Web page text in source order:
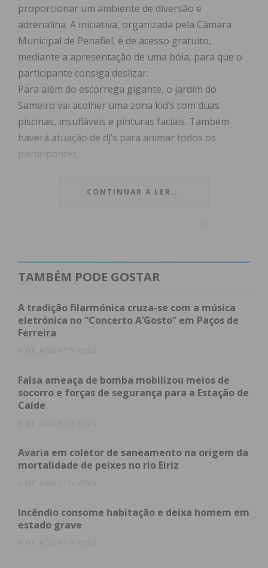
proporcionar um ambiente de diversão e
adrenalina. A iniciativa, organizada pela Câmara
Municipal de Penafiel, é de acesso gratuito,
mediante a apresentação de uma bóia, para que o
participante consiga deslizar.
Para além do escorrega gigante, o jardim do
Sameiro vai acolher uma zona kid’s com duas
piscinas, insufláveis e pinturas faciais. Também
haverá atuação de dj’s para animar todos os
participantes.
Imediato
Assine nossa newsletter por e-mail e
obtenha de forma regular a informação
CONTINUAR A LER...
TAMBÉM PODE GOSTAR
A tradição filarmónica cruza-se com a música
eletrónica no “Concerto A’Gosto” em Paços de
Ferreira
6 DE AGOSTO 2026
Falsa ameaça de bomba mobilizou meios de
socorro e forças de segurança para a Estação de
Caíde
6 DE AGOSTO 2026
Avaria em coletor de saneamento na origem da
mortalidade de peixes no rio Eiriz
6 DE AGOSTO 2026
Incêndio consome habitação e deixa homem em
estado grave
6 DE AGOSTO 2026